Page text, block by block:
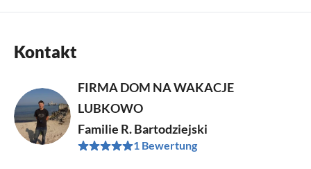
Kontakt
FIRMA DOM NA WAKACJE
LUBKOWO
Familie R. Bartodziejski
1 Bewertung